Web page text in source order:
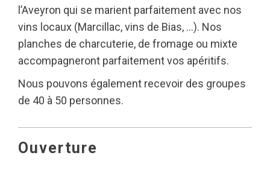
l’Aveyron qui se marient parfaitement avec nos
vins locaux (Marcillac, vins de Bias, …). Nos
planches de charcuterie, de fromage ou mixte
accompagneront parfaitement vos apéritifs.
Nous pouvons également recevoir des groupes
de 40 à 50 personnes.
Ouverture